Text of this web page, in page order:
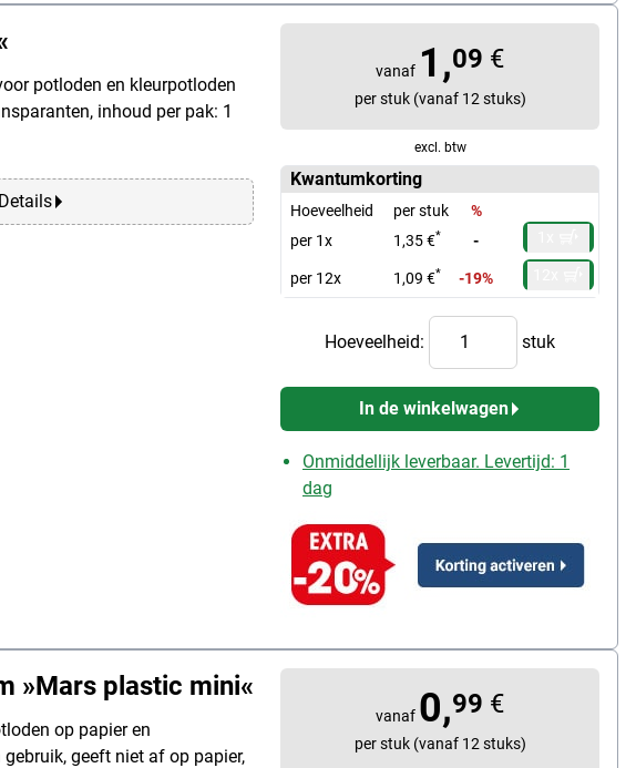
potloden en kleurpotloden
inhoud per pak: 1
Details
vanaf 1,09 €
per stuk (vanaf 12 stuks)
excl. btw
Kwantumkorting
Hoeveelheid per stuk
%
per 1x
1,35 €* -
per 12x 1,09 €* -19%
Hoeveelheid: stuk
In de winkelwagen
Onmiddellijk leverbaar. Levertijd: 1
dag
»Mars plastic mini«
op papier en
geeft niet af op papier,
vanaf 0,99 €
per stuk (vanaf 12 stuks)